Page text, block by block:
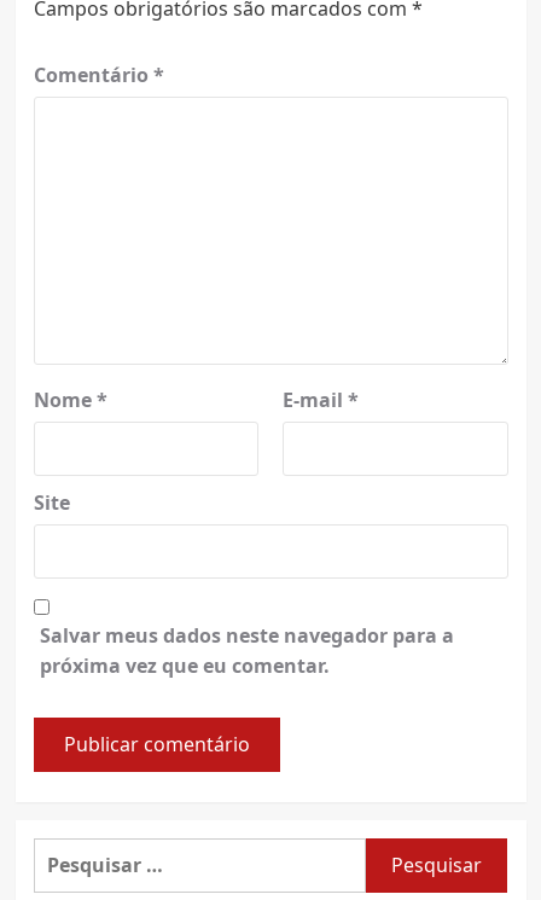
Campos obrigatórios são marcados com *
Comentário *
Nome* E-mail *
Site
Salvar meus dados neste navegador para a
próxima vez que eu comentar.
Pesquisar